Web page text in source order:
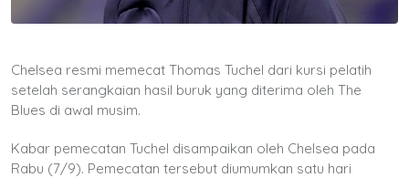
Chelsea resmi memecat Thomas Tuchel dari kursi pelatih
setelah serangkaian hasil buruk yang diterima oleh The
Blues di awal musim.
Kabar pemecatan Tuchel disampaikan oleh Chelsea pada
Rabu (7/9). Pemecatan tersebut diumumkan satu hari